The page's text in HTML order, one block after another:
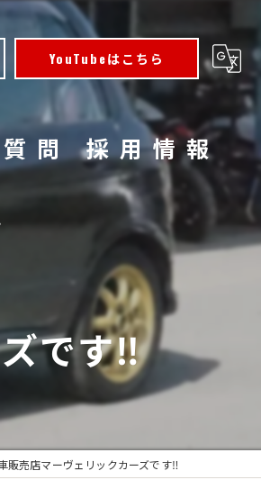
YouTubeはこちら
問 採用情報
です‼️
販売店マーヴェリックカーズです‼️